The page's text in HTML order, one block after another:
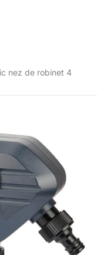
nez de robinet 4